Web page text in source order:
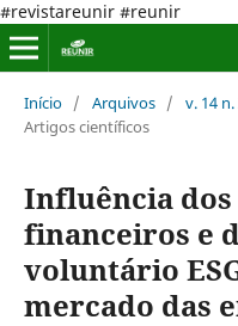
#revistareunir #reunir
Início / Arquivos / v. 14
Artigos científicos
Influência
financeiros e
voluntário
mercado das